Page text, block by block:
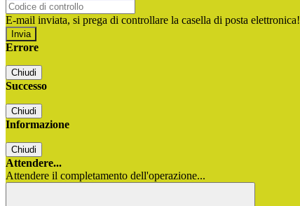
E-mail inviata, si prega di controllare la casella di posta elettronica!
Errore
Chiudi
Successo
Chiudi
Informazione
Chiudi
Attendere...
Attendere il completamento dell'operazione...